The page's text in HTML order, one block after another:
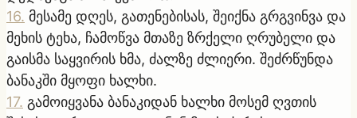
16. მესამე დღეს, გათენებისას, შეიქნა გრგვინვა და
მეხის ტეხა, ჩამოწვა მთაზე ზრქელი ღრუბელი და
გაისმა საყვირის ხმა, ძალზე ძლიერი. შეძრწუნდა
ბანაკში მყოფი ხალხი.
17. გამოიყვანა ბანაკიდან ხალხი მოსემ ღვთის